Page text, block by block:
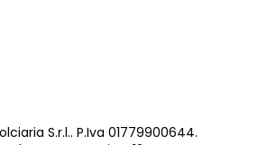
S.r.l.. P.Iva 01779900644.